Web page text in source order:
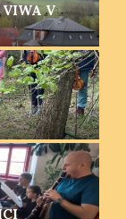
VIWA V